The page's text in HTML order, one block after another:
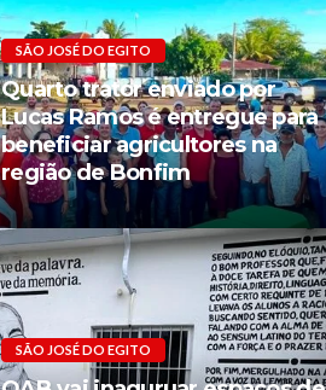
SÃO JOSÉ DO EGITO
Quarto trator enviado por
Lucas Ramos é entregue para
beneficiar agricultores na
região de Bonfim
SÃO JOSÉ DO EGITO